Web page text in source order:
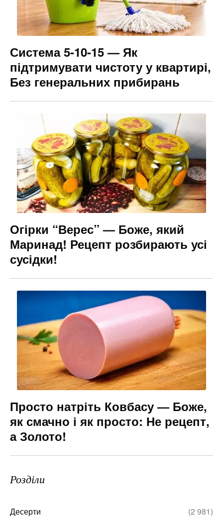
Система 5-10-15 — Як
підтримувати чистоту у квартирі,
Без генеральних прибирань
Огірки “Верес” — Боже, який
Маринад! Рецепт розбирають усі
сусідки!
Просто натріть Ковбасу — Боже,
як смачно і як просто: Не рецепт,
а Золото!
Розділи
Десерти
(2 981)